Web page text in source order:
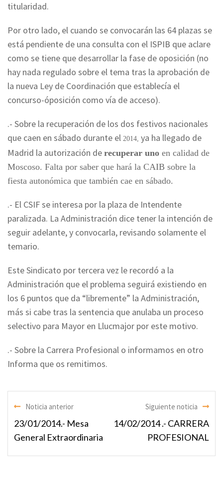
titularidad.
Por otro lado, el cuando se convocarán las 64 plazas se
está pendiente de una consulta con el ISPIB que aclare
como se tiene que desarrollar la fase de oposición (no
hay nada regulado sobre el tema tras la aprobación de
la nueva Ley de Coordinación que establecía el
concurso-óposición como vía de acceso).
.- Sobre la recuperación de los dos festivos nacionales
que caen en sábado durante el 2014, ya ha llegado de
Madrid la autorización de recuperar uno en calidad de
Moscoso. Falta por saber que hará la CAIB sobre la
fiesta autonómica que también cae en sábado.
.- El CSIF se interesa por la plaza de Intendente
paralizada. La Administración dice tener la intención de
seguir adelante, y convocarla, revisando solamente el
temario.
Este Sindicato por tercera vez le recordó a la
Administración que el problema seguirá existiendo en
los 6 puntos que da “libremente” la Administración,
más si cabe tras la sentencia que anulaba un proceso
selectivo para Mayor en Llucmajor por este motivo.
.- Sobre la Carrera Profesional o informamos en otro
Informa que os remitimos.
Noticia anterior
23/01/2014.- Mesa
General Extraordinaria
Siguiente noticia
14/02/2014 .- CARRERA
PROFESIONAL